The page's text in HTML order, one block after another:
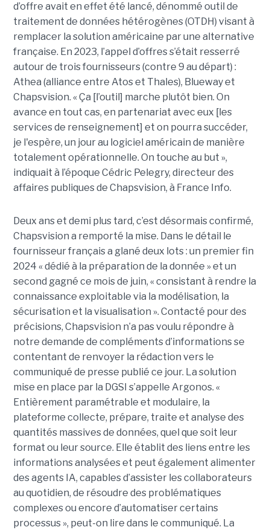
d’offre avait en effet été lancé, dénommé outil de
traitement de données hétérogènes (OTDH) visant à
remplacer la solution américaine par une alternative
française. En 2023, l’appel d’offres s’était resserré
autour de trois fournisseurs (contre 9 au départ) :
Athea (alliance entre Atos et Thales), Blueway et
Chapsvision. « Ça [l’outil] marche plutôt bien. On
avance en tout cas, en partenariat avec eux [les
services de renseignement] et on pourra succéder,
je l'espère, un jour au logiciel américain de manière
totalement opérationnelle. On touche au but »,
indiquait à l’époque Cédric Pelegry, directeur des
affaires publiques de Chapsvision, à France Info.
Deux ans et demi plus tard, c’est désormais confirmé,
Chapsvision a remporté la mise. Dans le détail le
fournisseur français a glané deux lots : un premier fin
2024 « dédié à la préparation de la donnée » et un
second gagné ce mois de juin, « consistant à rendre la
connaissance exploitable via la modélisation, la
sécurisation et la visualisation ». Contacté pour des
précisions, Chapsvision n’a pas voulu répondre à
notre demande de compléments d’informations se
contentant de renvoyer la rédaction vers le
communiqué de presse publié ce jour. La solution
mise en place par la DGSI s’appelle Argonos. «
Entièrement paramétrable et modulaire, la
plateforme collecte, prépare, traite et analyse des
quantités massives de données, quel que soit leur
format ou leur source. Elle établit des liens entre les
informations analysées et peut également alimenter
des agents IA, capables d’assister les collaborateurs
au quotidien, de résoudre des problématiques
complexes ou encore d’automatiser certains
processus », peut-on lire dans le communiqué. La